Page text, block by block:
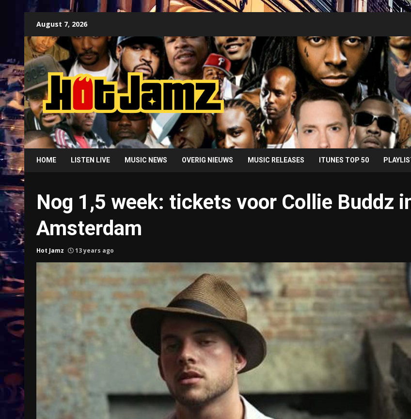
content
August 7, 2026
HOME LISTEN LIVE MUSIC NEWS OVERIG NIEUWS MUSIC RELEASES ITUNES TOP 50
Nog 1,5 week: tickets voor Collie Buddz
Amsterdam
Hot Jamz 13 years ago
Treinkaartjes worden duurder,
abonnementen verdwijnen
9 months ago
Taylor Swift officieel getrouwd met
Kelce
1 month ago